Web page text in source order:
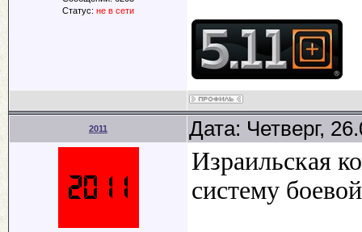
Статус: не в сети
2011 Дата: Четверг,
Израильская
систему